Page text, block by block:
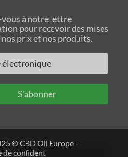
à notre lettre
pour recevoir des mises
nos prix et nos produits.
S'abonner
© CBD Oil Europe -
confidentialité